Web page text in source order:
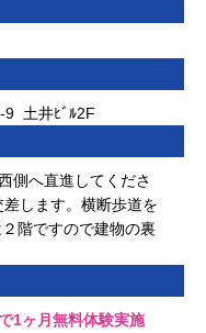
9 土井ﾋﾞﾙ2F
側へ直進してくださ
します。横断歩道を
階ですので建物の裏
1ヶ月無料体験実施